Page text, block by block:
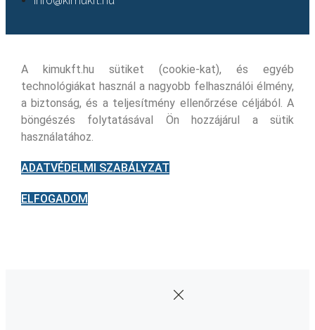
A kimukft.hu sütiket (cookie-kat), és egyéb
technológiákat használ a nagyobb felhasználói élmény,
a biztonság, és a teljesítmény ellenőrzése céljából. A
böngészés folytatásával Ön hozzájárul a sütik
használatához.
ADATVÉDELMI SZABÁLYZAT
ELFOGADOM